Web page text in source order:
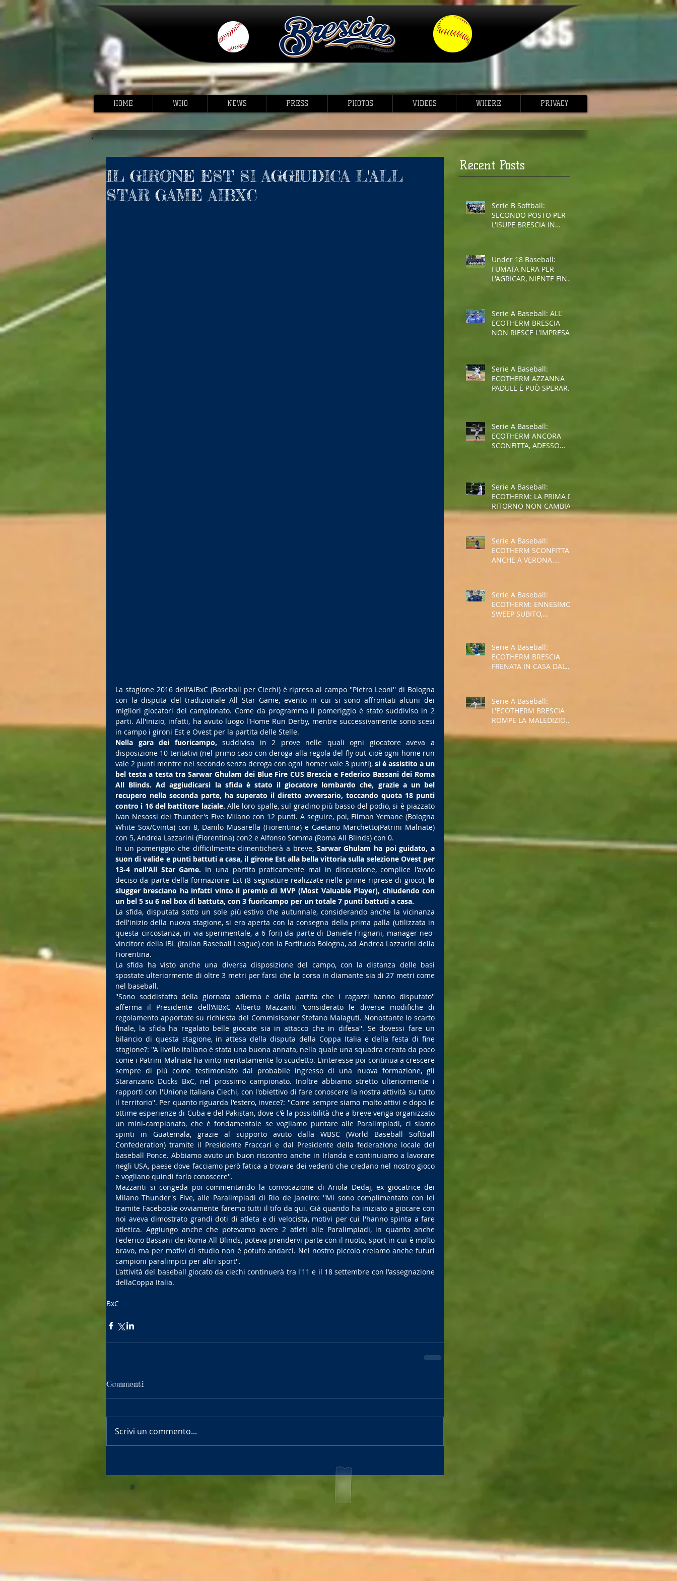
HOME WHO NEWS PRESS PHOTOS VIDEOS WHERE PRIVACY
IL GIRONE EST SI AGGIUDICA L'ALL
STAR GAME AIBXC
La stagione 2016 dell'AIBxC (Baseball per Ciechi) è ripresa al campo ''Pietro Leoni'' di Bologna
con la disputa del tradizionale All Star Game, evento in cui si sono affrontati alcuni dei
migliori giocatori del campionato. Come da programma il pomeriggio è stato suddiviso in 2
parti. All'inizio, infatti, ha avuto luogo l'Home Run Derby, mentre successivamente sono scesi
in campo i gironi Est e Ovest per la partita delle Stelle.
Nella gara dei fuoricampo, suddivisa in 2 prove nelle quali ogni giocatore aveva a
disposizione 10 tentativi (nel primo caso con deroga alla regola del fly out cioè ogni home run
vale 2 punti mentre nel secondo senza deroga con ogni homer vale 3 punti), si è assistito a un
bel testa a testa tra Sarwar Ghulam dei Blue Fire CUS Brescia e Federico Bassani dei Roma
All Blinds. Ad aggiudicarsi la sfida è stato il giocatore lombardo che, grazie a un bel
recupero nella seconda parte, ha superato il diretto avversario, toccando quota 18 punti
contro i 16 del battitore laziale. Alle loro spalle, sul gradino più basso del podio, si è piazzato
Ivan Nesossi dei Thunder's Five Milano con 12 punti. A seguire, poi, Filmon Yemane (Bologna
White Sox/Cvinta) con 8, Danilo Musarella (Fiorentina) e Gaetano Marchetto(Patrini Malnate)
con 5, Andrea Lazzarini (Fiorentina) con2 e Alfonso Somma (Roma All Blinds) con 0.
In un pomeriggio che difficilmente dimenticherà a breve, Sarwar Ghulam ha poi guidato, a
suon di valide e punti battuti a casa, il girone Est alla bella vittoria sulla selezione Ovest per
13-4 nell'All Star Game. In una partita praticamente mai in discussione, complice l'avvio
deciso da parte della formazione Est (8 segnature realizzate nelle prime riprese di gioco), lo
slugger bresciano ha infatti vinto il premio di MVP (Most Valuable Player), chiudendo con
un bel 5 su 6 nel box di battuta, con 3 fuoricampo per un totale 7 punti battuti a casa.
La sfida, disputata sotto un sole più estivo che autunnale, considerando anche la vicinanza
dell'inizio della nuova stagione, si era aperta con la consegna della prima palla (utilizzata in
questa circostanza, in via sperimentale, a 6 fori) da parte di Daniele Frignani, manager neo-
vincitore della IBL (Italian Baseball League) con la Fortitudo Bologna, ad Andrea Lazzarini della
Fiorentina.
La sfida ha visto anche una diversa disposizione del campo, con la distanza delle basi
spostate ulteriormente di oltre 3 metri per farsi che la corsa in diamante sia di 27 metri come
nel baseball.
''Sono soddisfatto della giornata odierna e della partita che i ragazzi hanno disputato''
afferma il Presidente dell'AIBxC Alberto Mazzanti ''considerato le diverse modifiche di
regolamento apportate su richiesta del Commisisoner Stefano Malaguti. Nonostante lo scarto
finale, la sfida ha regalato belle giocate sia in attacco che in difesa''. Se dovessi fare un
bilancio di questa stagione, in attesa della disputa della Coppa Italia e della festa di fine
stagione?: ''A livello italiano è stata una buona annata, nella quale una squadra creata da poco
come i Patrini Malnate ha vinto meritatamente lo scudetto. L'interesse poi continua a crescere
sempre di più come testimoniato dal probabile ingresso di una nuova formazione, gli
Staranzano Ducks BxC, nel prossimo campionato. Inoltre abbiamo stretto ulteriormente i
rapporti con l'Unione Italiana Ciechi, con l'obiettivo di fare conoscere la nostra attività su tutto
il territorio''. Per quanto riguarda l'estero, invece?: ''Come sempre siamo molto attivi e dopo le
ottime esperienze di Cuba e del Pakistan, dove c'è la possibilità che a breve venga organizzato
un mini-campionato, che è fondamentale se vogliamo puntare alle Paralimpiadi, ci siamo
spinti in Guatemala, grazie al supporto avuto dalla WBSC (World Baseball Softball
Confederation) tramite il Presidente Fraccari e dal Presidente della federazione locale del
baseball Ponce. Abbiamo avuto un buon riscontro anche in Irlanda e continuiamo a lavorare
negli USA, paese dove facciamo però fatica a trovare dei vedenti che credano nel nostro gioco
e vogliano quindi farlo conoscere''.
Mazzanti si congeda poi commentando la convocazione di Ariola Dedaj, ex giocatrice dei
Milano Thunder's Five, alle Paralimpiadi di Rio de Janeiro: ''Mi sono complimentato con lei
tramite Facebooke ovviamente faremo tutti il tifo da qui. Già quando ha iniziato a giocare con
noi aveva dimostrato grandi doti di atleta e di velocista, motivi per cui l'hanno spinta a fare
atletica. Aggiungo anche che potevamo avere 2 atleti alle Paralimpiadi, in quanto anche
Federico Bassani dei Roma All Blinds, poteva prendervi parte con il nuoto, sport in cui è molto
bravo, ma per motivi di studio non è potuto andarci. Nel nostro piccolo creiamo anche futuri
campioni paralimpici per altri sport''.
L'attività del baseball giocato da ciechi continuerà tra l'11 e il 18 settembre con l'assegnazione
dellaCoppa Italia.
BxC
Commenti
Scrivi un commento...
Recent Posts
Serie B Softball:
SECONDO POSTO PER
L'ISUPE BRESCIA IN
Under 18 Baseball:
FUMATA NERA PER
L'AGRICAR, NIENTE FINAL
Serie A Baseball: ALL'
ECOTHERM BRESCIA
NON RIESCE L'IMPRESA,
Serie A Baseball:
ECOTHERM AZZANNA
PADULE È PUÒ SPERARE
Serie A Baseball:
ECOTHERM ANCORA
SCONFITTA, ADESSO
Serie A Baseball:
ECOTHERM: LA PRIMA DI
RITORNO NON CAMBIA
IL TREND NEGATIVO
Serie A Baseball:
ECOTHERM SCONFITTA
ANCHE A VERONA.
Serie A Baseball:
ECOTHERM: ENNESIMO
SWEEP SUBITO,
Serie A Baseball:
ECOTHERM BRESCIA
FRENATA IN CASA DAL
Serie A Baseball:
L'ECOTHERM BRESCIA
ROMPE LA MALEDIZIONE
STRISCIA NEGATIVA